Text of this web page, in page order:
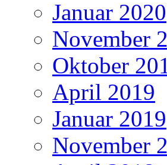
Januar 2020
November
Oktober
April 2019
Januar 2019
November